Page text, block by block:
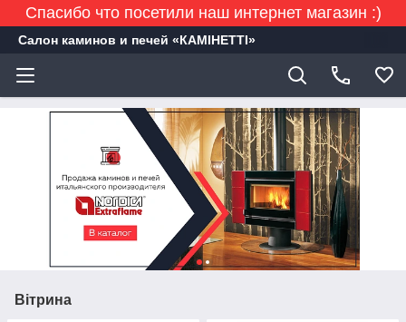
Спасибо что посетили наш интернет магазин :)
Салон каминов и печей «КАМІНЕТТІ»
Вітрина